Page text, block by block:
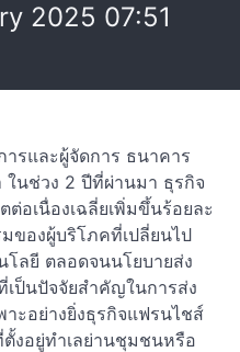
2025 07:51
รและผู้จัดการ ธนาคาร
ในช่วง 2 ปีที่ผ่านมา ธุรกิจ
ต่อเนื่องเฉลี่ยเพิ่มขึ้นร้อยละ
ของผู้บริโภคที่เปลี่ยนไป
ลยี ตลอดจนนโยบายส่ง
เป็นปัจจัยสำคัญในการส่ง
ะอย่างยิ่งธุรกิจแฟรนไชส์
งอยู่ทำเลย่านชุมชนหรือ